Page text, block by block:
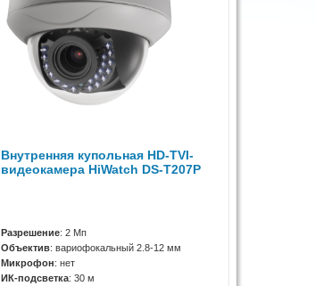
Внутренняя купольная HD-TVI-
видеокамера HiWatch DS-T207P
Разрешение: 2 Мп
Объектив: вариофокальный 2.8-12 мм
Микрофон: нет
ИК-подсветка: 30 м